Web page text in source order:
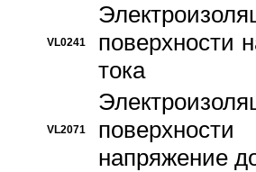
VL0241
поверхности
тока
VL2071
напряжение